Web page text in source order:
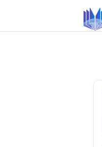
contenido